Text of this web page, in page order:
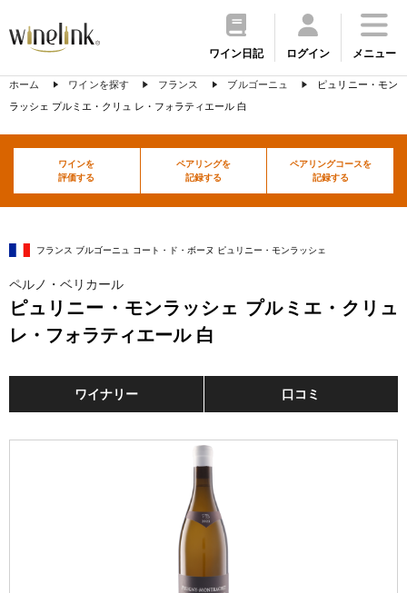
ワイン日記 ログイン メニュー
ホーム ワインを探す フランス ブルゴーニュ
ピュリニー・モン
ラッシェ プルミエ・クリュ レ・フォラティエール 白
ワインを
評価する
ペアリングを
記録する
ペアリングコースを
記録する
フランス ブルゴーニュ コート・ド・ボーヌ ピュリニー・モンラッシェ
ペルノ・ベリカール
ピュリニー・モンラッシェ プルミエ・クリュ
レ・フォラティエール 白
ワイナリー 口コミ